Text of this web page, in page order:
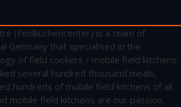
(Feldküchencenter) is a team of
Germany that specialised in the
of field cookers / mobile field kitchens
several hundred thousand meals,
hundreds of mobile field kitchens of all
mobile field kitchens are our passion.